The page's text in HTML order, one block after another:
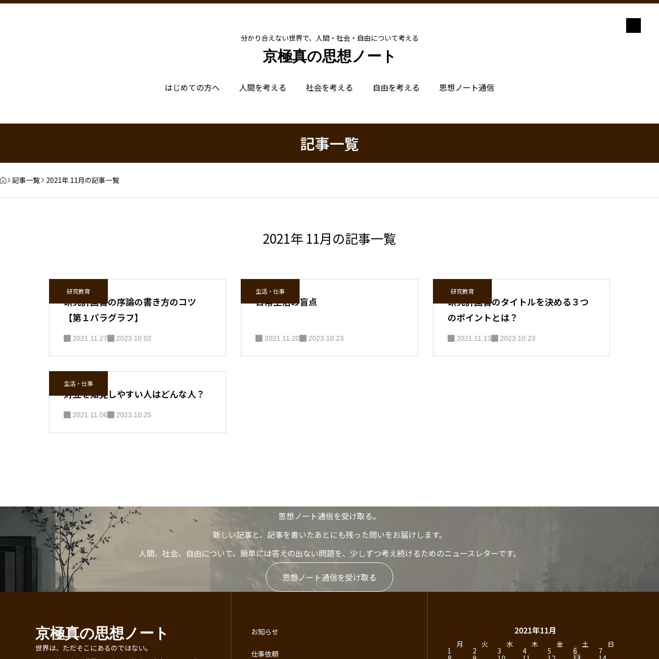
分かり合えない世界で、人間・社会・自由について考える
京極真の思想ノート
はじめての方へ 人間を考える 社会を考える 自由を考える 思想ノート通信
記事一覧
記事一覧 2021年 11月の記事一覧
2021年 11月の記事一覧
研究教育
研究計画書の序論の書き方のコツ
【第１パラグラフ】
2021.11.27 2023.10.02
生活・仕事
日常生活の盲点
2021.11.20 2023.10.23
研究教育
研究計画書のタイトルを決める３つ
のポイントとは？
2021.11.13 2023.10.23
生活・仕事
対立を知覚しやすい人はどんな人？
2021.11.06 2023.10.25
思想ノート通信を受け取る。
新しい記事と、記事を書いたあとにも残った問いをお届けします。
人間、社会、自由について、簡単には答えの出ない問題を、少しずつ考え続けるためのニュースレターです。
思想ノート通信を受け取る
京極真の思想ノート
世界は、ただそこにあるのではない。
お知らせ
仕事依頼
2021年11月
月 火 水 木 金 土 日
1 2 3 4 5 6 7